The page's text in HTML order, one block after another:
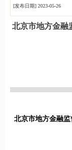
[发布日期] 2023-05-26
北京市地方金融
北京市地方金融